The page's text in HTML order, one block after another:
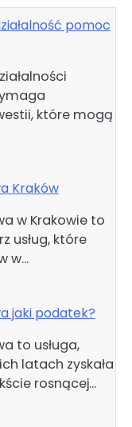
pomoc
które mogą
Kraków
w Krakowie to
usług, które
w…
jaki podatek?
to usługa,
latach zyskała
rosnącej…